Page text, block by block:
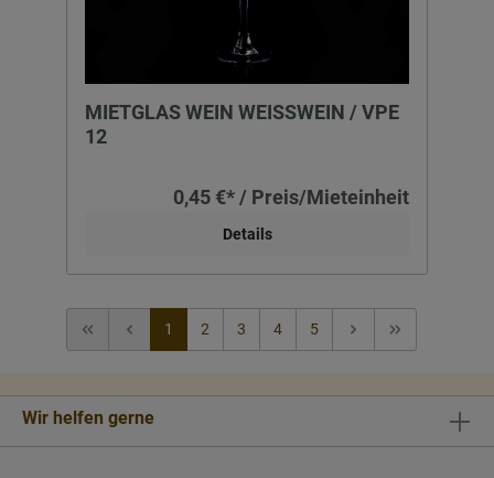
MIETGLAS WEIN WEISSWEIN / VPE 1
2
0,45 €* / Preis/Mieteinheit
Details
1 2 3 4 5
Wir helfen gerne